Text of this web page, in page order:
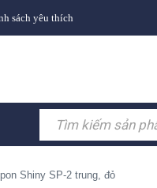
sách yêu thích
Shiny SP-2 trung, đỏ